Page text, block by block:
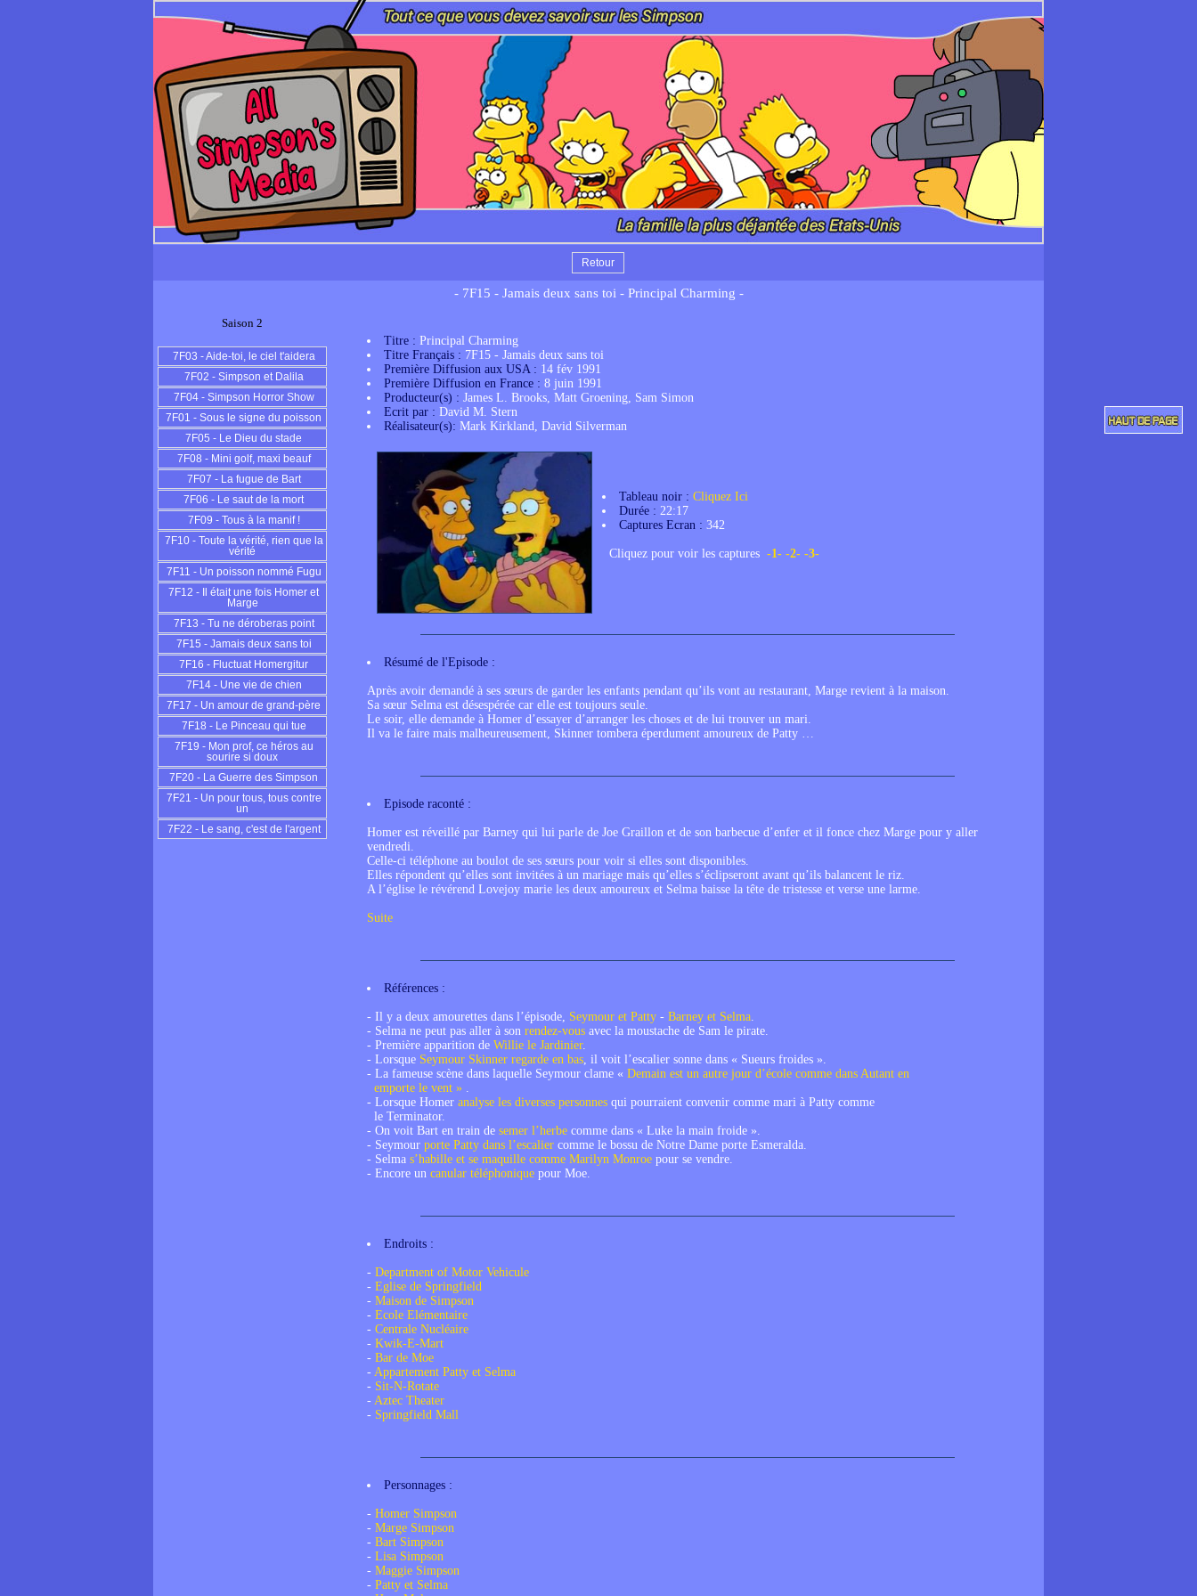
Retour
- 7F15 - Jamais deux sans toi - Principal Charming -
Saison 2
7F03 - Aide-toi, le ciel t'aidera
7F02 - Simpson et Dalila
7F04 - Simpson Horror Show
7F01 - Sous le signe du poisson
7F05 - Le Dieu du stade
7F08 - Mini golf, maxi beauf
7F07 - La fugue de Bart
7F06 - Le saut de la mort
7F09 - Tous à la manif !
7F10 - Toute la vérité, rien que la
vérité
7F11 - Un poisson nommé Fugu
7F12 - Il était une fois Homer et
Marge
7F13 - Tu ne déroberas point
7F15 - Jamais deux sans toi
7F16 - Fluctuat Homergitur
7F14 - Une vie de chien
7F17 - Un amour de grand-père
7F18 - Le Pinceau qui tue
7F19 - Mon prof, ce héros au
sourire si doux
7F20 - La Guerre des Simpson
7F21 - Un pour tous, tous contre
un
7F22 - Le sang, c'est de l'argent
Titre : Principal Charming
Titre Français : 7F15 - Jamais deux sans toi
Première Diffusion aux USA : 14 fév 1991
Première Diffusion en France : 8 juin 1991
Producteur(s) : James L. Brooks, Matt Groening, Sam Simon
Ecrit par : David M. Stern
Réalisateur(s): Mark Kirkland, David Silverman
Tableau noir : Cliquez Ici
Durée : 22:17
Captures Ecran : 342
Cliquez pour voir les captures -1- -2- -3-
Résumé de l'Episode :
Après avoir demandé à ses sœurs de garder les enfants pendant qu’ils vont au restaurant, Marge revient à la maison.
Sa sœur Selma est désespérée car elle est toujours seule.
Le soir, elle demande à Homer d’essayer d’arranger les choses et de lui trouver un mari.
Il va le faire mais malheureusement, Skinner tombera éperdument amoureux de Patty …
Episode raconté :
Homer est réveillé par Barney qui lui parle de Joe Graillon et de son barbecue d’enfer et il fonce chez Marge pour y aller
vendredi.
Celle-ci téléphone au boulot de ses sœurs pour voir si elles sont disponibles.
Elles répondent qu’elles sont invitées à un mariage mais qu’elles s’éclipseront avant qu’ils balancent le riz.
A l’église le révérend Lovejoy marie les deux amoureux et Selma baisse la tête de tristesse et verse une larme.
Suite
Références :
- Il y a deux amourettes dans l’épisode, Seymour et Patty - Barney et Selma.
- Selma ne peut pas aller à son rendez-vous avec la moustache de Sam le pirate.
- Première apparition de Willie le Jardinier.
- Lorsque Seymour Skinner regarde en bas, il voit l’escalier sonne dans « Sueurs froides ».
- La fameuse scène dans laquelle Seymour clame « Demain est un autre jour d’école comme dans Autant en
emporte le vent » .
- Lorsque Homer analyse les diverses personnes qui pourraient convenir comme mari à Patty comme
le Terminator.
- On voit Bart en train de semer l’herbe comme dans « Luke la main froide ».
- Seymour porte Patty dans l’escalier comme le bossu de Notre Dame porte Esmeralda.
- Selma s’habille et se maquille comme Marilyn Monroe pour se vendre.
- Encore un canular téléphonique pour Moe.
Endroits :
- Department of Motor Vehicule
- Eglise de Springfield
- Maison de Simpson
- Ecole Elémentaire
- Centrale Nucléaire
- Kwik-E-Mart
- Bar de Moe
- Appartement Patty et Selma
- Sit-N-Rotate
- Aztec Theater
- Springfield Mall
Personnages :
- Homer Simpson
- Marge Simpson
- Bart Simpson
- Lisa Simpson
- Maggie Simpson
- Patty et Selma